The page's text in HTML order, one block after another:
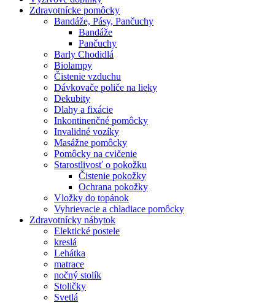
Zdravotnícke pomôcky
Bandáže, Pásy, Pančuchy
Bandáže
Pančuchy
Barly Chodidlá
Biolampy
Čistenie vzduchu
Dávkovače poliče na lieky
Dekubity
Dlahy a fixácie
Inkontinenčné pomôcky
Invalidné vozíky
Masážne pomôcky
Pomôcky na cvičenie
Starostlivosť o pokožku
Čistenie pokožky
Ochrana pokožky
Vložky do topánok
Vyhrievacie a chladiace pomôcky
Zdravotnícky nábytok
Elektické postele
kreslá
Lehátka
matrace
nočný stolík
Stoličky
Svetlá